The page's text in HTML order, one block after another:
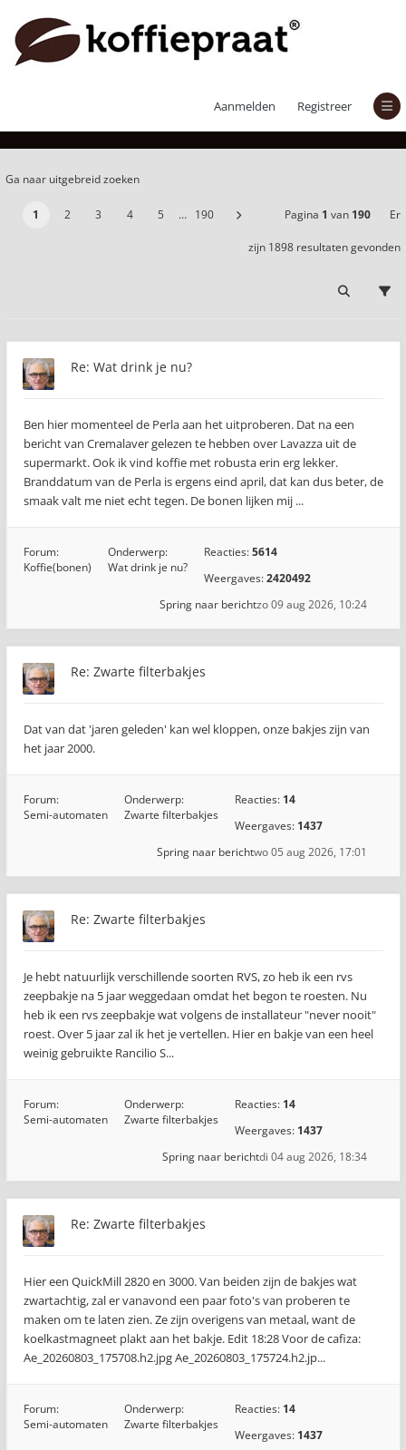
Aanmelden Registreer
Er zijn 1898 resultaten gevonden
Ga naar uitgebreid zoeken
1 2 3 4 5 … 190 Pagina 1 van 190 Er
zijn 1898 resultaten gevonden
Re: Wat drink je nu?
Ben hier momenteel de Perla aan het uitproberen. Dat na een
bericht van Cremalaver gelezen te hebben over Lavazza uit de
supermarkt. Ook ik vind koffie met robusta erin erg lekker.
Branddatum van de Perla is ergens eind april, dat kan dus beter, de
smaak valt me niet echt tegen. De bonen lijken mij ...
Forum:
Koffie(bonen)
Onderwerp:
Wat drink je nu?
Reacties:5614
Weergaves:2420492
zo 09 aug 2026, 10:24
Spring naar bericht
Re: Zwarte filterbakjes
Dat van dat 'jaren geleden' kan wel kloppen, onze bakjes zijn van
het jaar 2000.
Forum:
Semi-automaten
Onderwerp:
Zwarte filterbakjes
Reacties: 14
Weergaves: 1437
wo 05 aug 2026, 17:01
Spring naar bericht
Re: Zwarte filterbakjes
Je hebt natuurlijk verschillende soorten RVS, zo heb ik een rvs
zeepbakje na 5 jaar weggedaan omdat het begon te roesten. Nu
heb ik een rvs zeepbakje wat volgens de installateur "never nooit"
roest. Over 5 jaar zal ik het je vertellen. Hier en bakje van een heel
weinig gebruikte Rancilio S...
Forum:
Semi-automaten
Onderwerp:
Zwarte filterbakjes
Reacties: 14
Weergaves: 1437
di 04 aug 2026, 18:34
Spring naar bericht
Re: Zwarte filterbakjes
Hier een QuickMill 2820 en 3000. Van beiden zijn de bakjes wat
zwartachtig, zal er vanavond een paar foto's van proberen te
maken om te laten zien. Ze zijn overigens van metaal, want de
koelkastmagneet plakt aan het bakje. Edit 18:28 Voor de cafiza:
Ae_20260803_175708.h2.jpg Ae_20260803_175724.h2.jp...
Forum:
Semi-automaten
Onderwerp:
Zwarte filterbakjes
Reacties: 14
Weergaves: 1437